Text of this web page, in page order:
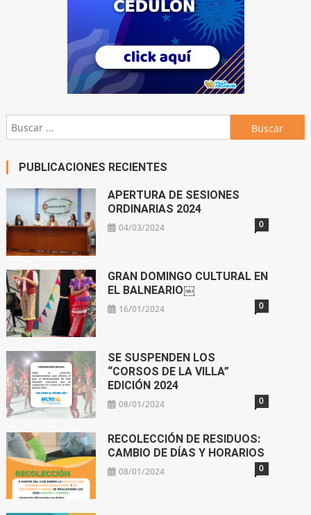
Buscar:
PUBLICACIONES RECIENTES
APERTURA DE SESIONES
ORDINARIAS 2024
04/03/2024 0
GRAN DOMINGO CULTURAL EN
EL BALNEARIO￼
16/01/2024 0
SE SUSPENDEN LOS
“CORSOS DE LA VILLA”
EDICIÓN 2024
08/01/2024 0
RECOLECCIÓN DE RESIDUOS:
CAMBIO DE DÍAS Y HORARIOS
08/01/2024 0